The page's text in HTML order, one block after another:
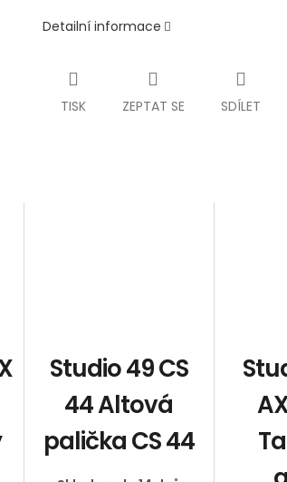
Detailní informace
TISK ZEPTAT SE SDÍLET
Studio 49 CS
44 Altová
palička CS 44